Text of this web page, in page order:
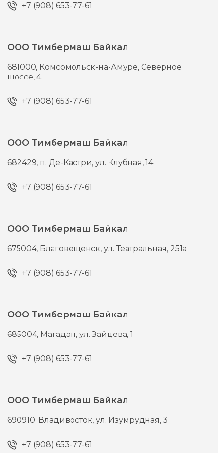
+7 (908) 653-77-61
ООО Тимбермаш Байкал
681000, Комсомольск-на-Амуре, Северное
шоссе, 4
+7 (908) 653-77-61
ООО Тимбермаш Байкал
682429, п. Де-Кастри,ул. Клубная, 14
+7 (908) 653-77-61
ООО Тимбермаш Байкал
675004, Благовещенск,ул. Театральная, 251а
+7 (908) 653-77-61
ООО Тимбермаш Байкал
685004, Магадан,ул. Зайцева, 1
+7 (908) 653-77-61
ООО Тимбермаш Байкал
690910, Владивосток,ул. Изумрудная, 3
+7 (908) 653-77-61